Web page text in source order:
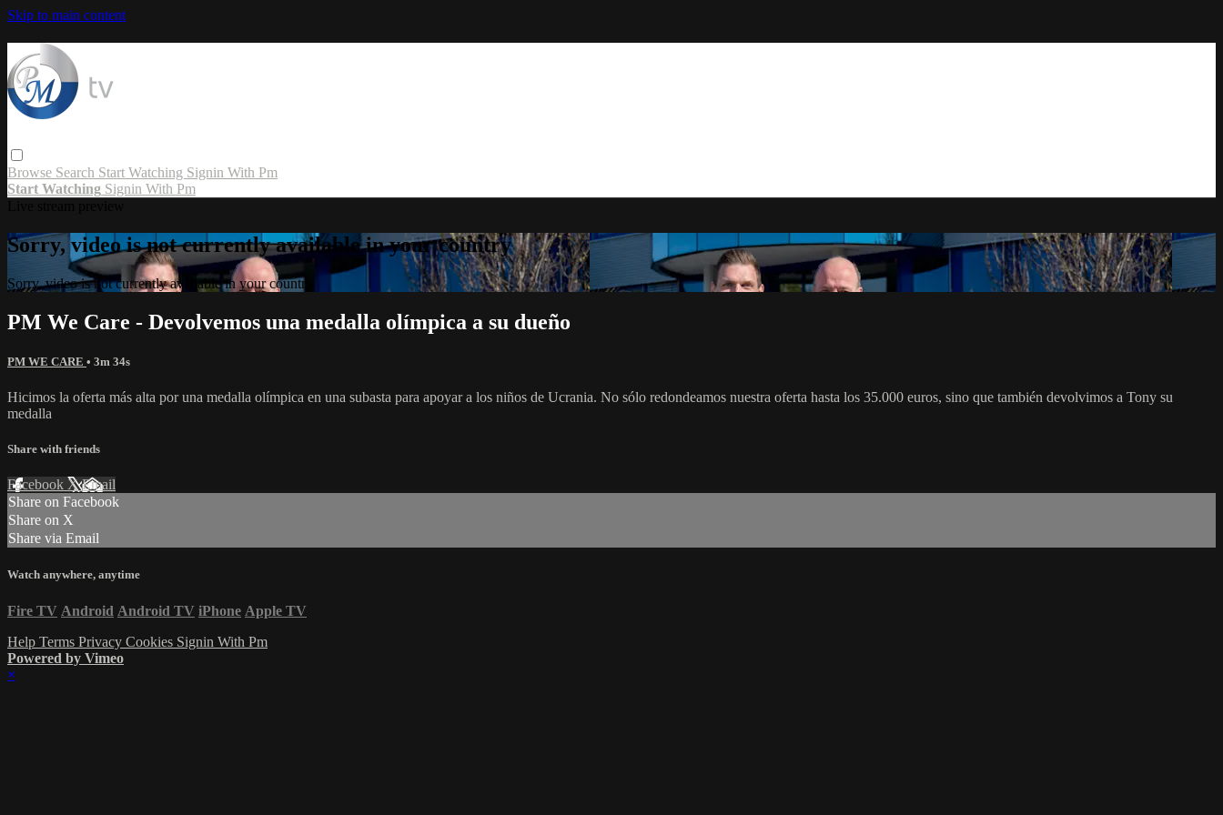
Skip to main content
Browse Search Start Watching Signin With Pm
Start Watching Signin With Pm
Sorry, video is not currently available in your country
Sorry, video is not currently available in your country
PM We Care - Devolvemos una medalla olímpica a su dueño
PM WE CARE • 3m 34s
Hicimos la oferta más alta por una medalla olímpica en una subasta para apoyar a los niños de Ucrania. No sólo redondeamos nuestra oferta hasta los 35.000 euros, sino que también devolvimos a Tony su
medalla
Share with friends
Facebook XEmail
Share on Facebook
Share on X
Share via Email
Watch anywhere, anytime
Fire TV Android Android TV iPhone Apple TV
Help Terms Privacy Cookies Signin With Pm
Powered by Vimeo
×